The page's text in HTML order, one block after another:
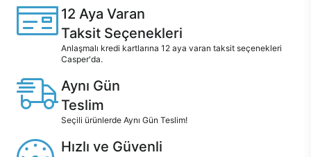
12 Aya Varan
Taksit Seçenekleri
Anlaşmalı kredi kartlarına 12 aya varan taksit seçenekleri
Casper'da.
Aynı Gün
Teslim
Seçili ürünlerde Aynı Gün Teslim!
Hızlı ve Güvenli